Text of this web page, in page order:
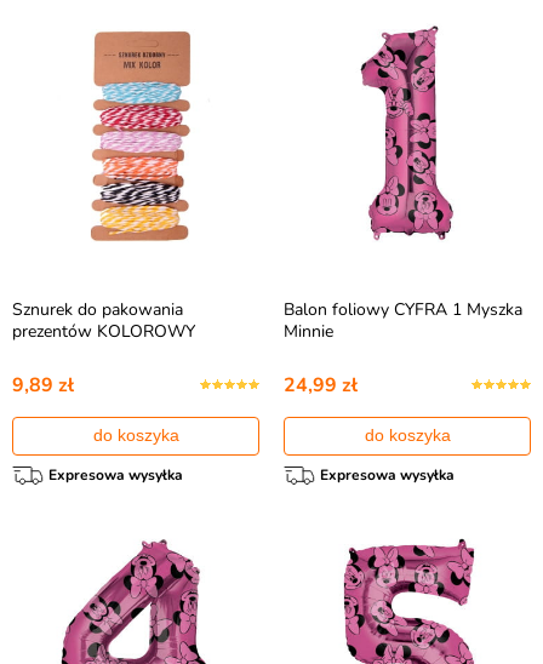
Sznurek do pakowania
prezentów KOLOROWY
9,89 zł
do koszyka
Expresowa wysyłka
Balon foliowy CYFRA 1 Myszka
Minnie
24,99 zł
do koszyka
Expresowa wysyłka